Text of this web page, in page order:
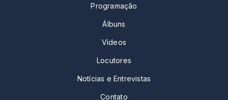
Programação
Álbuns
Vídeos
Locutores
Notícias e Entrevistas
Contato